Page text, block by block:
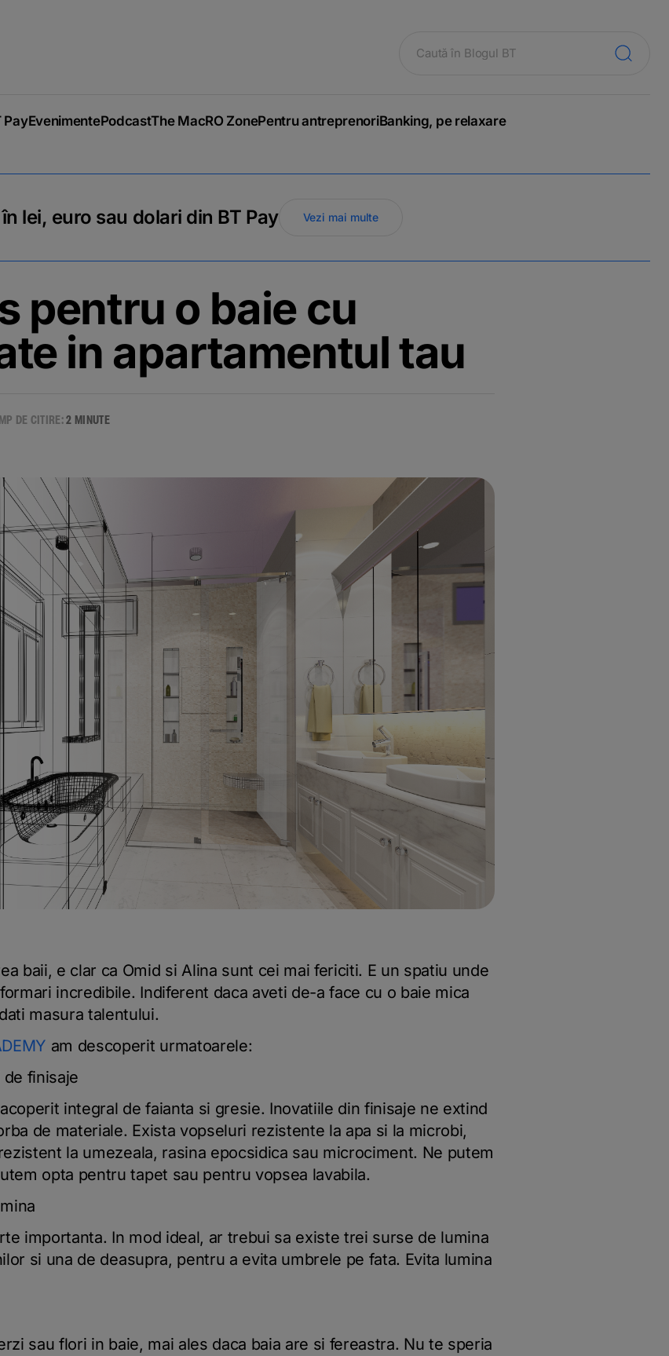
PayEvenimentePodcastThe MacRO ZonePentru antreprenoriBanking, pe relaxare
lei, euro sau dolari din BT Pay Vezi mai multe
pentru o baie cu
in apartamentul tau
DE CITIRE:2 MINUTE
baii, e clar ca Omid si Alina sunt cei mai fericiti. E un spatiu unde
incredibile. Indiferent daca aveti de-a face cu o baie mica
masura talentului.
am descoperit urmatoarele:
de finisaje
integral de faianta si gresie. Inovatiile din finisaje ne extind
de materiale. Exista vopseluri rezistente la apa si la microbi,
la umezeala, rasina epocsidica sau microciment. Ne putem
opta pentru tapet sau pentru vopsea lavabila.
importanta. In mod ideal, ar trebui sa existe trei surse de lumina
si una de deasupra, pentru a evita umbrele pe fata. Evita lumina
sau flori in baie, mai ales daca baia are si fereastra. Nu te speria